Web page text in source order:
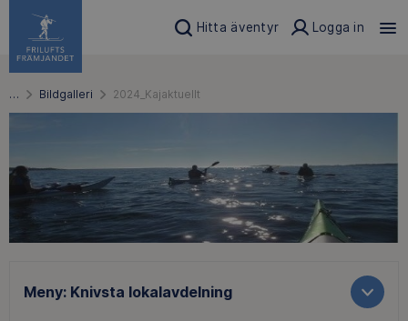
Hitta äventyr Logga in
… Bildgalleri 2024_Kajaktuellt
Meny: Knivsta lokalavdelning